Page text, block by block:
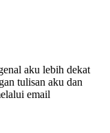
aku lebih dekat
tulisan aku dan
email